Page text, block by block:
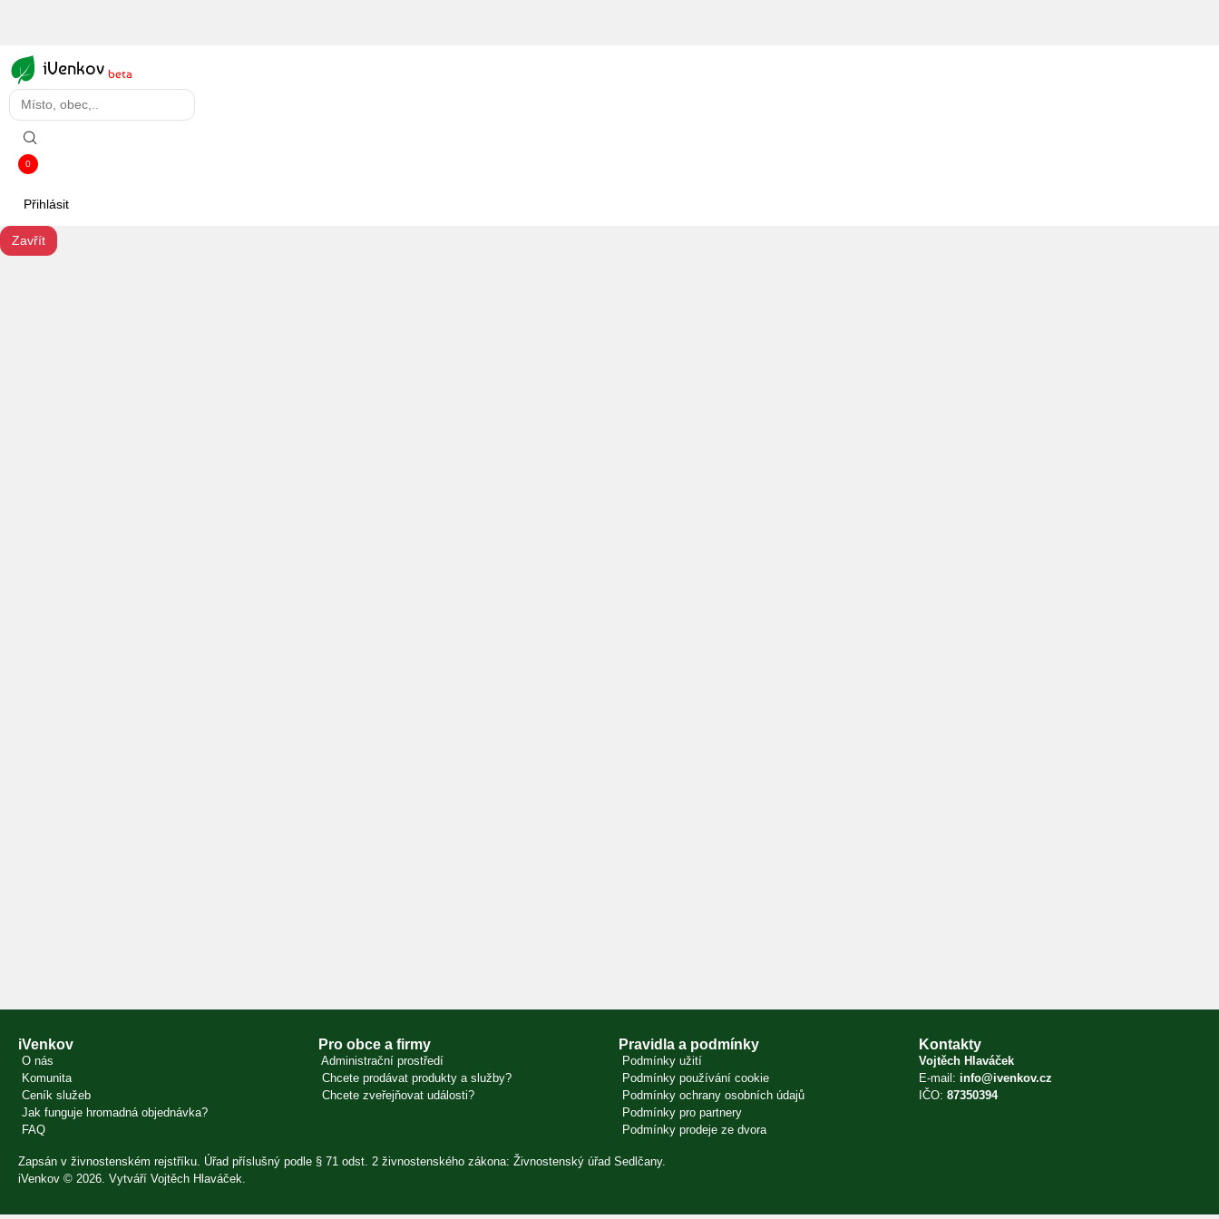
iVenkov beta
0
Přihlásit
Zavřít
iVenkov
O nás
Komunita
Ceník služeb
Jak funguje hromadná objednávka?
FAQ
Pro obce a firmy
Administrační prostředí
Chcete prodávat produkty a služby?
Chcete zveřejňovat události?
Pravidla a podmínky
Podmínky užití
Podmínky používání cookie
Podmínky ochrany osobních údajů
Podmínky pro partnery
Podmínky prodeje ze dvora
Kontakty
Vojtěch Hlaváček
E-mail: info@ivenkov.cz
IČO: 87350394
Zapsán v živnostenském rejstříku. Úřad příslušný podle § 71 odst. 2 živnostenského zákona: Živnostenský úřad Sedlčany.
iVenkov © 2026. Vytváří Vojtěch Hlaváček.